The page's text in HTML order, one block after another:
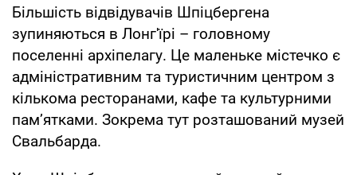
Більшість відвідувачів Шпіцбергена
зупиняються в Лонг'їрі – головному
поселенні архіпелагу. Це маленьке містечко є
адміністративним та туристичним центром з
кількома ресторанами, кафе та культурними
пам’ятками. Зокрема тут розташований музей
Свальбарда.